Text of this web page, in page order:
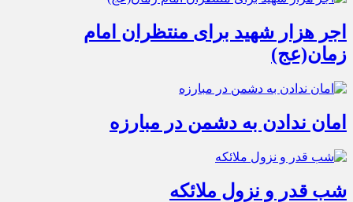
اجر هزار شهید برای منتظران امام
زمان(عج)
امان ندادن به دشمن در مبارزه
شب قدر و نزول ملائکه